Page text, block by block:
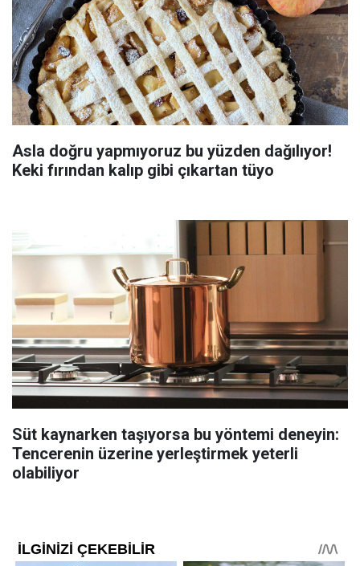
Asla doğru yapmıyoruz bu yüzden dağılıyor!
Keki fırından kalıp gibi çıkartan tüyo
Süt kaynarken taşıyorsa bu yöntemi deneyin:
Tencerenin üzerine yerleştirmek yeterli
olabiliyor